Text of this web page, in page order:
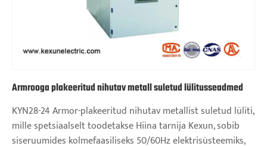
Armrooga plakeeritud nihutav metall suletud lülitusseadmed
KYN28-24 Armor-plakeeritud nihutav metallist suletud lüliti,
mille spetsiaalselt toodetakse Hiina tarnija Kexun, sobib
siseruumides kolmefaasiliseks 50/60Hz elektrisüsteemiks,